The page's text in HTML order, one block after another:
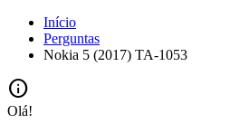
Início
Perguntas
Nokia 5 (2017) TA-1053
info
Olá!